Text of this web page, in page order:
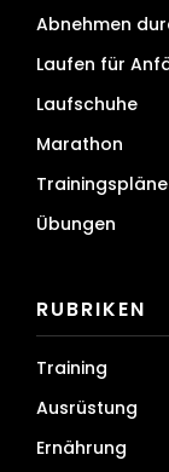
Abnehmen
Laufen für
Laufschuhe
Marathon
Trainingspläne
Übungen
RUBRIKEN
Training
Ausrüstung
Ernährung